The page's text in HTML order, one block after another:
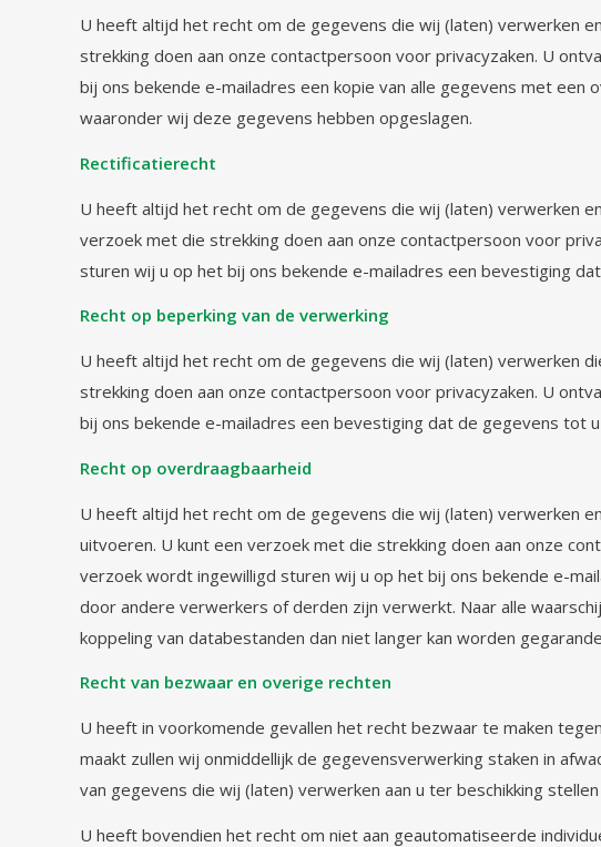
U heeft altijd het recht om de gegevens die wij (laten) verwerken
strekking doen aan onze contactpersoon voor privacyzaken. U
bij ons bekende e-mailadres een kopie van alle gegevens met
waaronder wij deze gegevens hebben opgeslagen.
Rectificatierecht
U heeft altijd het recht om de gegevens die wij (laten) verwerken
verzoek met die strekking doen aan onze contactpersoon voor
sturen wij u op het bij ons bekende e-mailadres een bevestiging
Recht op beperking van de verwerking
U heeft altijd het recht om de gegevens die wij (laten) verwerken
strekking doen aan onze contactpersoon voor privacyzaken. U
bij ons bekende e-mailadres een bevestiging dat de gegevens tot
Recht op overdraagbaarheid
U heeft altijd het recht om de gegevens die wij (laten) verwerken
uitvoeren. U kunt een verzoek met die strekking doen aan onze
verzoek wordt ingewilligd sturen wij u op het bij ons bekende e-
door andere verwerkers of derden zijn verwerkt. Naar alle
koppeling van databestanden dan niet langer kan worden
Recht van bezwaar en overige rechten
U heeft in voorkomende gevallen het recht bezwaar te maken
maakt zullen wij onmiddellijk de gegevensverwerking staken in
van gegevens die wij (laten) verwerken aan u ter beschikking
U heeft bovendien het recht om niet aan geautomatiseerde